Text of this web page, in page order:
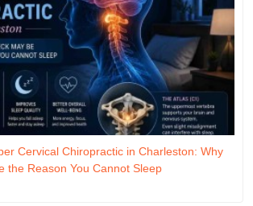
Cervical Chiropractic in Charleston: Why
the Reason You Cannot Sleep